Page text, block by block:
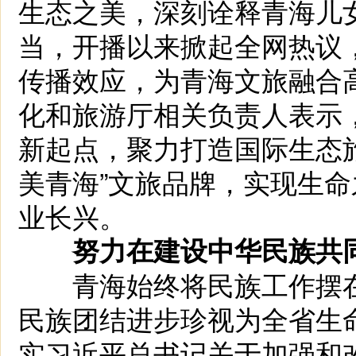
生态之美，深刻诠释青海
当，开播以来掀起全网热议
传播效应，为青海文旅融
化和旅游厅相关负责人表
新起点，聚力打造国际生态
美青海”文旅品牌，实现生
业长兴。
努力在建设中华民族共
青海始终将民族工作摆
民族团结进步珍视为全省